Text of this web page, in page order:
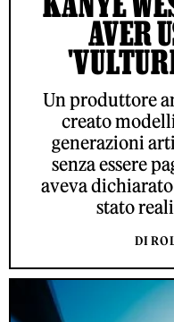
AVER
Un produttore
creato
generazioni
senza essere
aveva
stato
DI